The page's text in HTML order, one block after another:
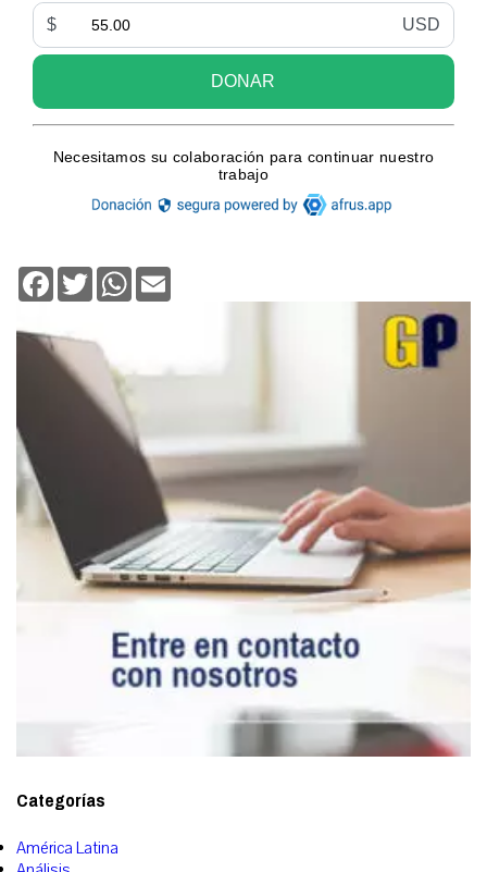
Facebook
TwitterWhatsApp
Categorías
América Latina